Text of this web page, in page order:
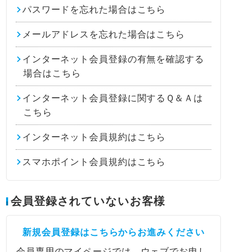
パスワードを忘れた場合はこちら
メールアドレスを忘れた場合はこちら
インターネット会員登録の有無を確認する
場合はこちら
インターネット会員登録に関するＱ＆Ａは
こちら
インターネット会員規約はこちら
スマホポイント会員規約はこちら
会員登録されていないお客様
新規会員登録はこちらからお進みください